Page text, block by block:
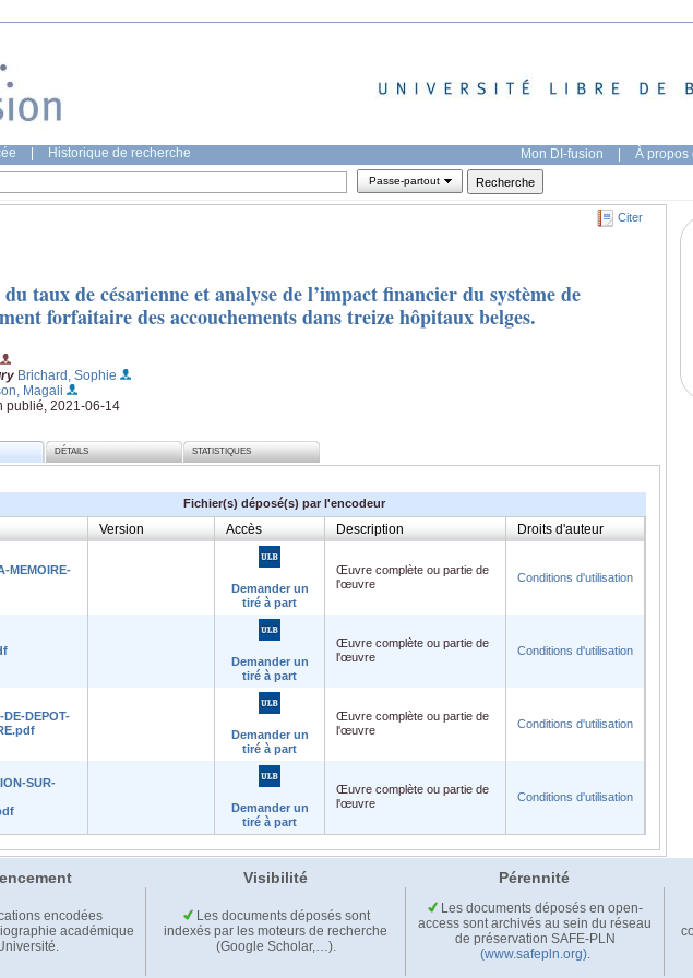
Historique de recherche Mon DI-fusion | À propos
Passe-partout
Citer
taux de césarienne et analyse de l’impact financier du système de
forfaitaire des accouchements dans treize hôpitaux belges.
Brichard, Sophie
Magali
publié, 2021-06-14
DÉTAILS STATISTIQUES
Fichier(s) déposé(s) par l'encodeur
Version Accès Description Droits d'auteur
MEMOIRE-
Demander un
tiré à part
Œuvre complète ou partie de
l'œuvre
Conditions d'utilisation
Demander un
tiré à part
Œuvre complète ou partie de
l'œuvre
Conditions d'utilisation
DE-DEPOT-
Demander un
tiré à part
Œuvre complète ou partie de
l'œuvre
Conditions d'utilisation
SUR-
Demander un
tiré à part
Œuvre complète ou partie de
l'œuvre
Conditions d'utilisation
Visibilité Pérennité
encodées
académique
Les documents déposés sont
indexés par les moteurs de recherche
(Google Scholar,…).
Les documents déposés en open-
access sont archivés au sein du réseau
de préservation SAFE-PLN
(www.safepln.org).